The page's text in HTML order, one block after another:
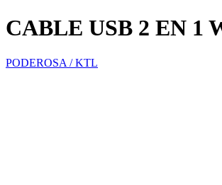
CABLE USB 2 EN 1
PODEROSA / KTL